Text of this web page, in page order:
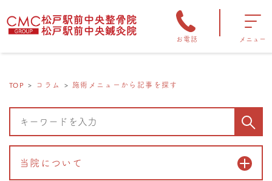
お電話 メニュー
TOP コラム 施術メニューから記事を探す
当院について